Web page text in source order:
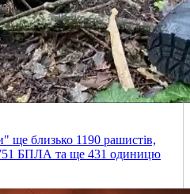
ще близько 1190 рашистів,
БПЛА та ще 431 одиницю